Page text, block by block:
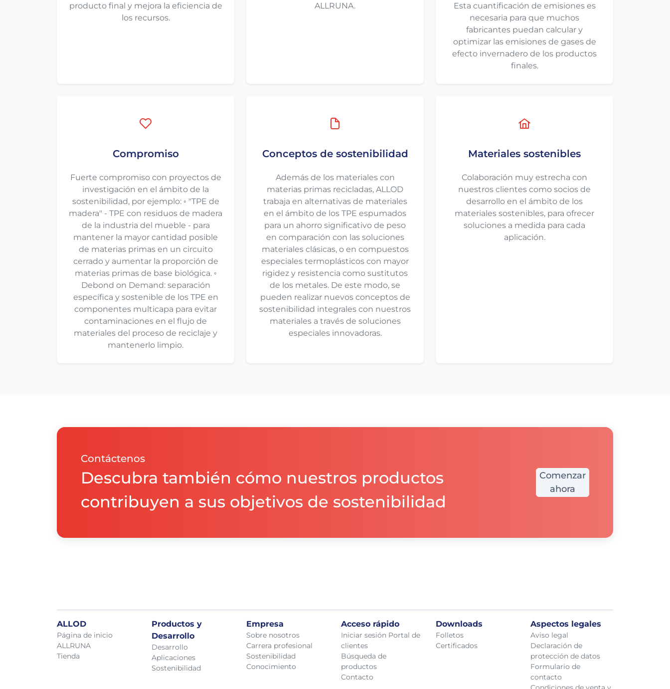
producto final y mejora la eficiencia de
los recursos.
ALLRUNA.
Esta cuantificación de emisiones es
necesaria para que muchos
fabricantes puedan calcular y
optimizar las emisiones de gases de
efecto invernadero de los productos
finales.
Compromiso
Fuerte compromiso con proyectos de
investigación en el ámbito de la
sostenibilidad, por ejemplo: ◦ "TPE de
madera" - TPE con residuos de madera
de la industria del mueble - para
mantener la mayor cantidad posible
de materias primas en un circuito
cerrado y aumentar la proporción de
materias primas de base biológica. ◦
Debond on Demand: separación
específica y sostenible de los TPE en
componentes multicapa para evitar
contaminaciones en el flujo de
materiales del proceso de reciclaje y
mantenerlo limpio.
Conceptos de sostenibilidad
Además de los materiales con
materias primas recicladas, ALLOD
trabaja en alternativas de materiales
en el ámbito de los TPE espumados
para un ahorro significativo de peso
en comparación con las soluciones
materiales clásicas, o en compuestos
especiales termoplásticos con mayor
rigidez y resistencia como sustitutos
de los metales. De este modo, se
pueden realizar nuevos conceptos de
sostenibilidad integrales con nuestros
materiales a través de soluciones
especiales innovadoras.
Materiales sostenibles
Colaboración muy estrecha con
nuestros clientes como socios de
desarrollo en el ámbito de los
materiales sostenibles, para ofrecer
soluciones a medida para cada
aplicación.
Contáctenos
Descubra también cómo nuestros productos
contribuyen a sus objetivos de sostenibilidad
Comenzar
ahora
ALLOD
Página de inicio
ALLRUNA
Tienda
Productos y
Desarrollo
Desarrollo
Aplicaciones
Sostenibilidad
Empresa
Sobre nosotros
Carrera profesional
Sostenibilidad
Conocimiento
Acceso rápido
Iniciar sesión Portal de
clientes
Búsqueda de
productos
Contacto
Downloads
Folletos
Certificados
Aspectos legales
Aviso legal
Declaración de
protección de datos
Formulario de
contacto